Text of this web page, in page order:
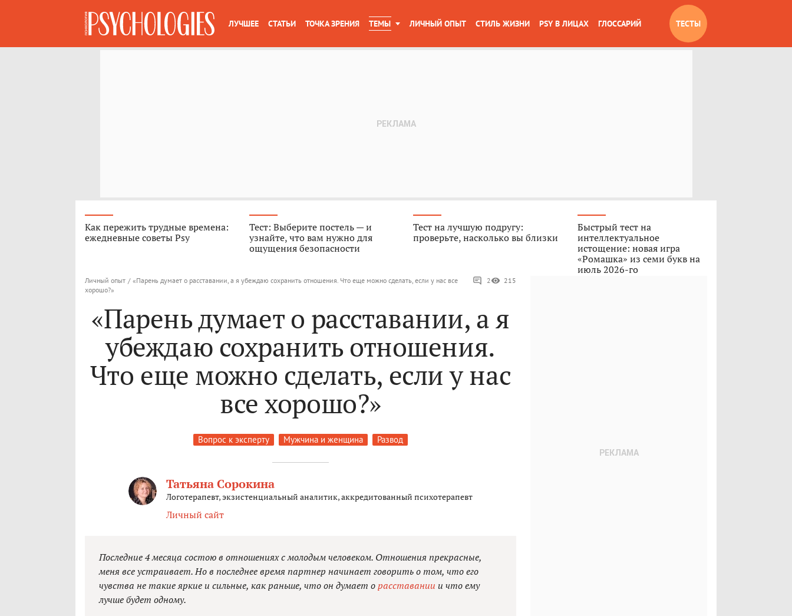
ЛУЧШЕЕ СТАТЬИ ТОЧКА ЗРЕНИЯ ТЕМЫ ЛИЧНЫЙ ОПЫТ СТИЛЬ ЖИЗНИ PSY В ЛИЦАХ ГЛОССАРИЙ ТЕСТЫ
Как пережить трудные времена:
ежедневные советы Psy
Тест: Выберите постель — и
узнайте, что вам нужно для
ощущения безопасности
Тест на лучшую подругу:
проверьте, насколько вы близки
Быстрый тест на
интеллектуальное
истощение: новая игра
«Ромашка» из семи букв на
июль 2026-го
Личный опыт / «Парень думает о расставании, а я убеждаю сохранить отношения. Что еще можно сделать, если у нас все
хорошо?»
2 215
«Парень думает о расставании, а я
убеждаю сохранить отношения.
Что еще можно сделать, если у нас
все хорошо?»
Вопрос к эксперту Мужчина и женщина Развод
Татьяна Сорокина
Логотерапевт, экзистенциальный аналитик, аккредитованный психотерапевт
Личный сайт
Последние 4 месяца состою в отношениях с молодым человеком. Отношения прекрасные,
меня все устраивает. Но в последнее время партнер начинает говорить о том, что его
чувства не такие яркие и сильные, как раньше, что он думает орасставании и что ему
лучше будет одному.